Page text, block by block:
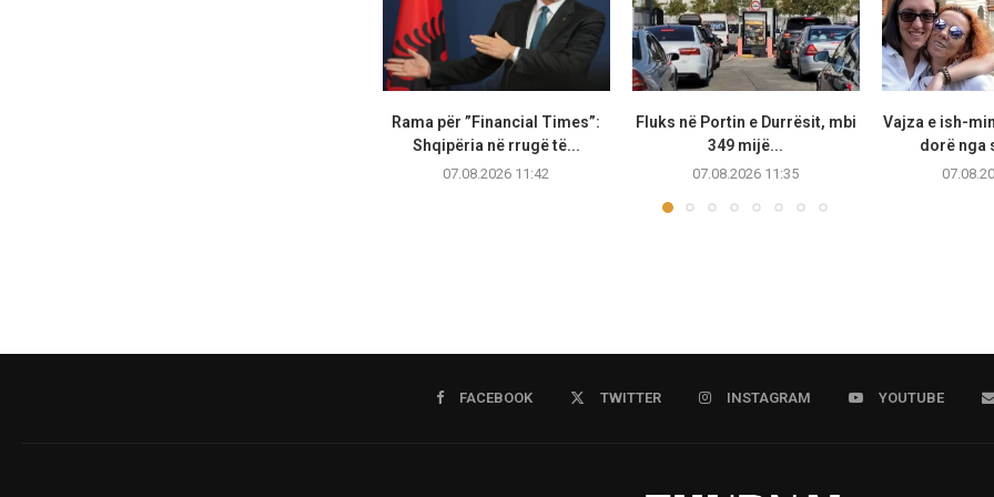
Rama për ”Financial Times”:
Shqipëria në rrugë të...
07.08.2026 11:42
Fluks në Portin e Durrësit, mbi
349 mijë...
07.08.2026 11:35
Vajza e ish-
dorë nga
FACEBOOK TWITTER INSTAGRAM YOUTUBE